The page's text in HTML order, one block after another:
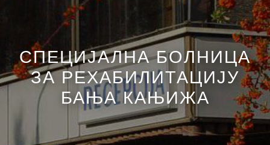
СПЕЦИЈАЛНА БОЛНИЦА
ЗА РЕХАБИЛИТАЦИЈУ
БАЊА КАЊИЖА